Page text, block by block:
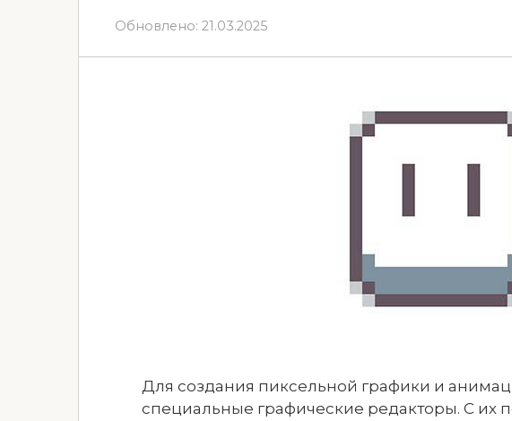
Обновлено: 21.03.2025
Для создания пиксельной графики и
специальные графические редакторы. С